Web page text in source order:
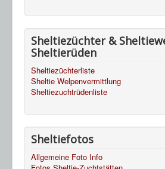
Sheltiezüchter &
Sheltierüden
Sheltiezüchterliste
Sheltie Welpenvermittlung
Sheltiezuchtrüdenliste
Sheltiefotos
Allgemeine Foto Info